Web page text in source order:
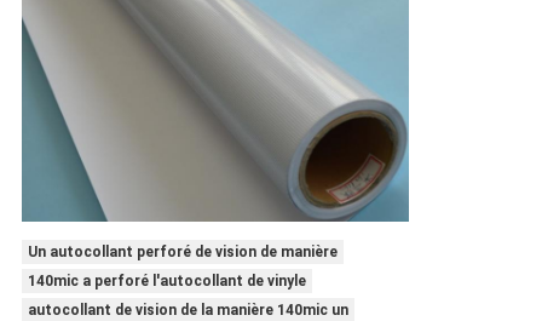
Un autocollant perforé de vision de manière
140mic a perforé l'autocollant de vinyle
autocollant de vision de la manière 140mic un